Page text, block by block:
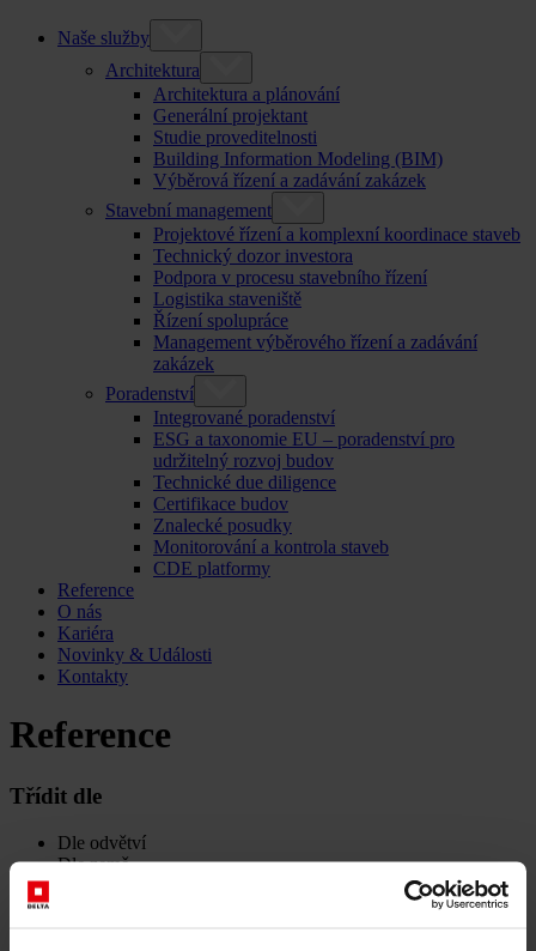
Naše služby
Architektura
Architektura a plánování
Generální projektant
Studie proveditelnosti
Building Information Modeling (BIM)
Výběrová řízení a zadávání zakázek
Stavební management
Projektové řízení a komplexní koordinace staveb
Technický dozor investora
Podpora v procesu stavebního řízení
Logistika staveniště
Řízení spolupráce
Management výběrového řízení a zadávání
zakázek
Poradenství
Integrované poradenství
ESG a taxonomie EU – poradenství pro
udržitelný rozvoj budov
Technické due diligence
Certifikace budov
Znalecké posudky
Monitorování a kontrola staveb
CDE platformy
Reference
O nás
Kariéra
Novinky & Události
Kontakty
Reference
Třídit dle
Dle odvětví
Dle země